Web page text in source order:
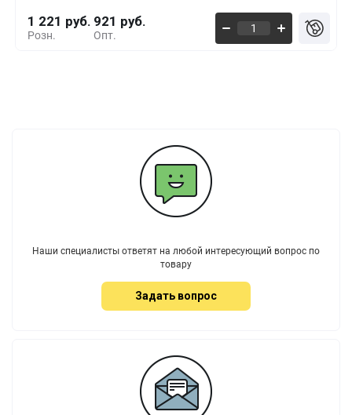
Розн.
1 221 руб.
Опт.
921 руб.
Наши специалисты ответят на любой интересующий вопрос по
товару
Задать вопрос